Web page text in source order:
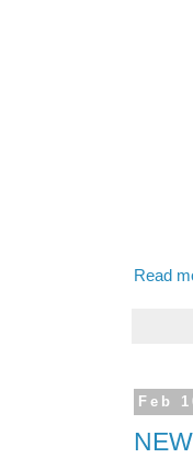
Read
Feb